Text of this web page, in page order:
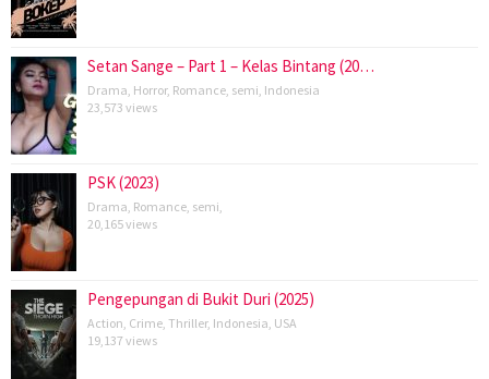
Setan Sange – Part 1 – Kelas Bintang (20…
Drama Horror, Romance semi Indonesia
23,573 views
PSK (2023)
Drama Romance semi
20,165 views
Pengepungan di Bukit Duri (2025)
Action Crime Thriller, Indonesia USA
19,137 views